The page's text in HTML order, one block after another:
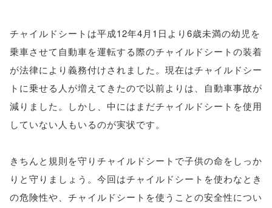
チャイルドシートは平成12年4月1日より6歳未満の幼児を
乗車させて自動車を運転する際のチャイルドシートの装着
が法律により義務付けされました。現在はチャイルドシー
トに乗せる人が増えてきたので以前よりは、自動車事故が
減りました。しかし、中にはまだチャイルドシートを使用
していない人もいるのが実状です。
きちんと規則を守りチャイルドシートで子供の命をしっか
りと守りましょう。今回はチャイルドシートを使わなとき
の危険性や、チャイルドシートを使うことの安全性につい